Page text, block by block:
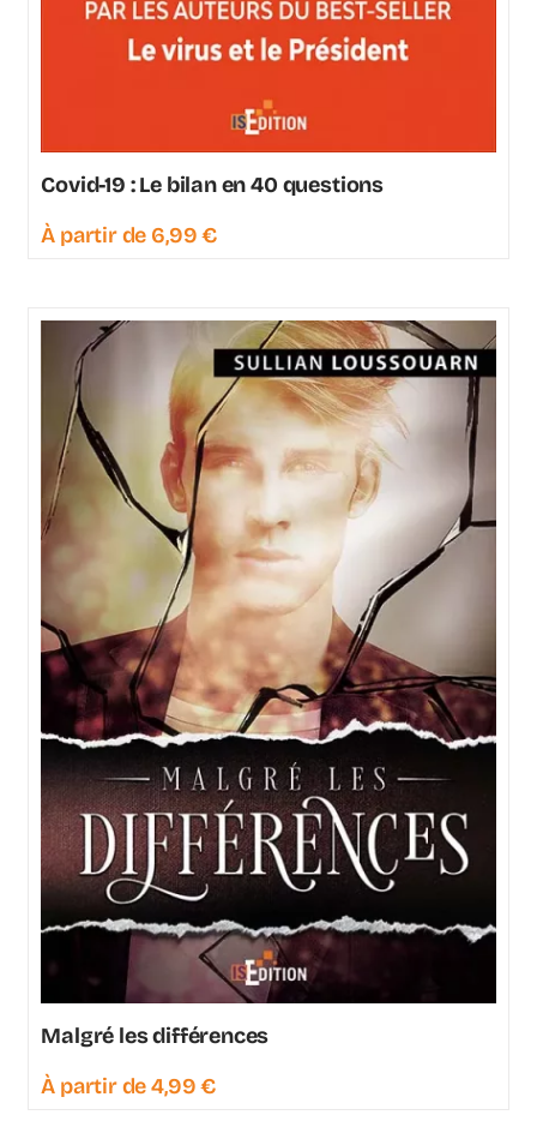
Covid-19 : Le bilan en 40 questions
À partir de 6,99€
Malgré les différences
À partir de4,99€